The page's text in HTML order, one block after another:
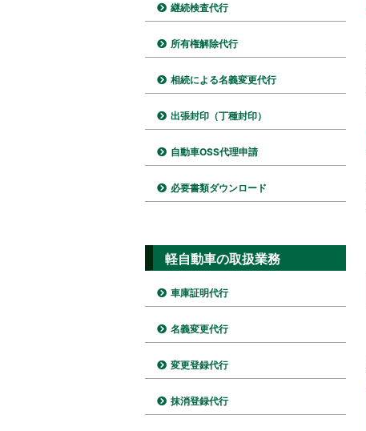
継続検査代行
所有権解除代行
相続による名義変更代行
出張封印（丁種封印）
自動車OSS代理申請
必要書類ダウンロード
軽自動車の取扱業務
車庫証明代行
名義変更代行
変更登録代行
抹消登録代行